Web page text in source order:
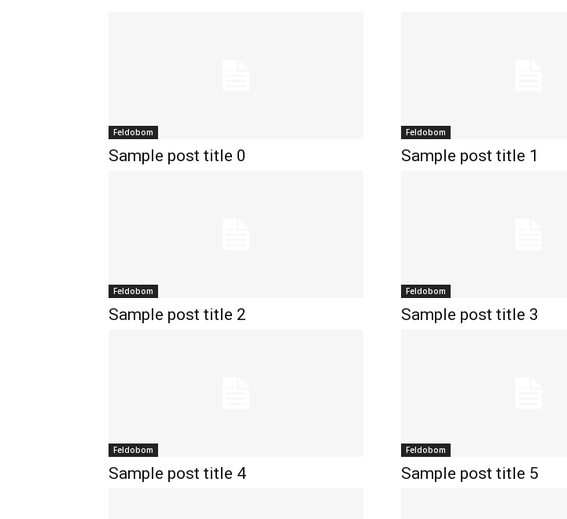
Feldobom
Sample post title 0
Feldobom
Sample post title 1
Feldobom
Sample post title 2
Feldobom
Sample post title 3
Feldobom
Sample post title 4
Feldobom
Sample post title 5